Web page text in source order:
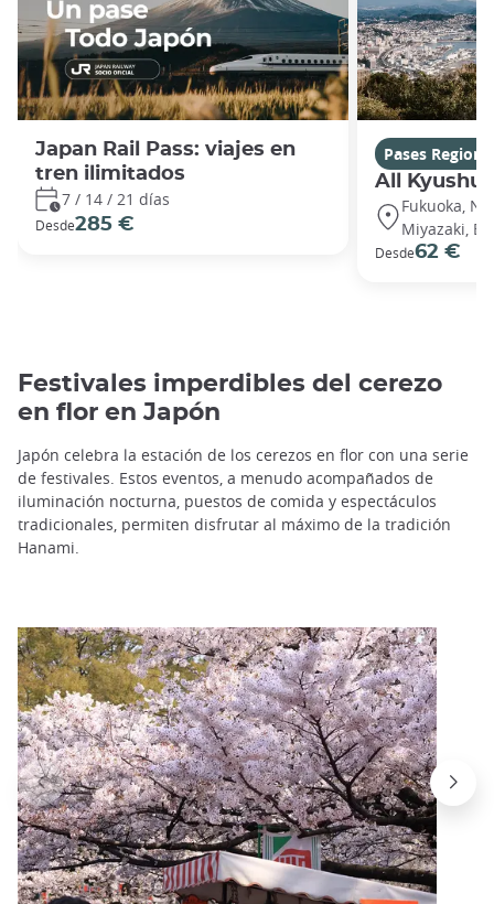
Japan Rail Pass: viajes en
tren ilimitados
7 / 14 / 21 días
Desde285 €
Pases
All Kyushu
Fukuoka,
Miyazaki,
Desde62 €
Festivales imperdibles del cerezo
en flor en Japón
Japón celebra la estación de los cerezos en flor con una serie
de festivales. Estos eventos, a menudo acompañados de
iluminación nocturna, puestos de comida y espectáculos
tradicionales, permiten disfrutar al máximo de la tradición
Hanami.